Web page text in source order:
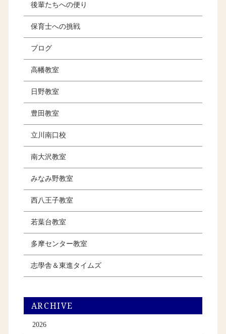
後輩たちへの便り
保育士への挑戦
ブログ
高幡教室
日野教室
豊田教室
立川南口校
南大沢教室
みなみ野教室
西八王子教室
若葉台教室
多摩センター教室
志學舎＆東進タイムズ
ARCHIVE
2026